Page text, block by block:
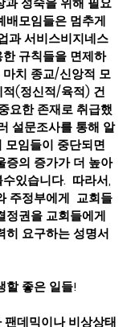
배모임들은 멈추게
과 서비스비지네스
규칙들을 면제하
치 종교/신앙적 모
(정신적/육적) 건
요한 존재로 취급했
설문조사를 통해 알
모임들이 중단되면
증의 증가가 더 높아
있습니다.  따라서,
주정부에게  교회들
정권을 교회들에게
히 요구하는 성명서
할 좋은 일들!
데믹이나 비상상태